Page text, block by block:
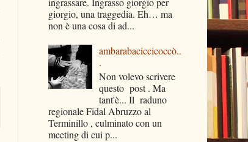
giorgio, una traggedia. Eh… ma
non è una cosa di ad...
ambarabaciccicoccò..
.
Non volevo scrivere
questo post . Ma
tant'è... Il raduno
regionale Fidal Abruzzo al
Terminillo , culminato con un
meeting di cui p...